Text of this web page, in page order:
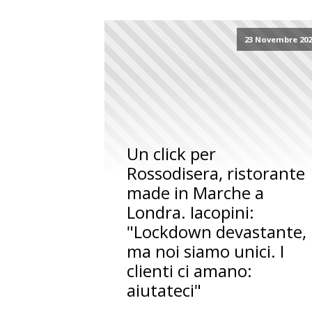
23 Novembre
Un click per
Rossodisera, ristorante
made in Marche a
Londra. Iacopini:
"Lockdown devastante,
ma noi siamo unici. I
clienti ci amano:
aiutateci"